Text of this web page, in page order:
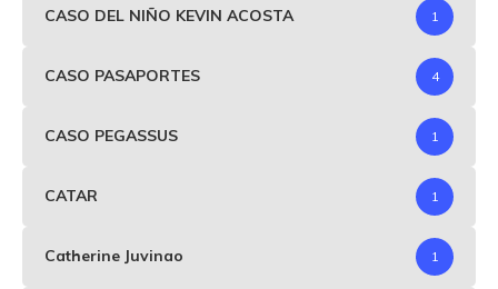
CASO DEL NIÑO KEVIN ACOSTA 1
CASO PASAPORTES 4
CASO PEGASSUS 1
CATAR 1
Catherine Juvinao 1